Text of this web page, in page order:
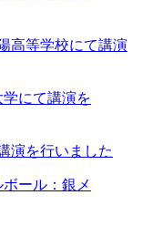
高等学校にて講演
演を行いました